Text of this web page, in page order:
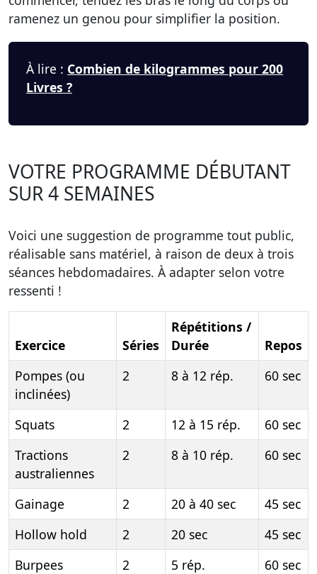
ramenez un genou pour simplifier la position.
À lire : Combien de kilogrammes pour 200
Livres ?
VOTRE PROGRAMME DÉBUTANT
SUR 4 SEMAINES
Voici une suggestion de programme tout public,
réalisable sans matériel, à raison de deux à trois
séances hebdomadaires. À adapter selon votre
ressenti !
Exercice Séries
Répétitions /
Durée
Repos
Pompes (ou
inclinées)
2 8 à 12 rép. 60 sec
Squats 2 12 à 15 rép.
60 sec
Tractions
australiennes
2 8 à 10 rép. 60 sec
Gainage 2 20 à 40 sec
45 sec
Hollow hold
2 20 sec
45 sec
Burpees
2 5 rép. 60 sec